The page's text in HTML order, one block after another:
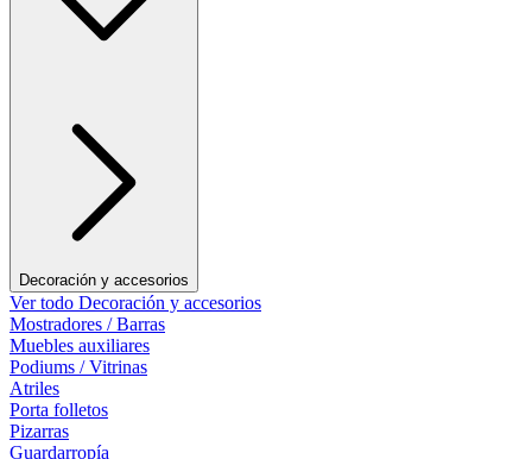
Decoración y accesorios
Ver todo Decoración y accesorios
Mostradores / Barras
Muebles auxiliares
Podiums / Vitrinas
Atriles
Porta folletos
Pizarras
Guardarropía